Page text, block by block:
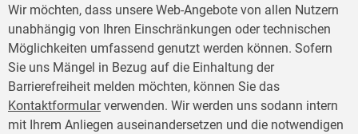
Wir möchten, dass unsere Web-Angebote von allen Nutzern
unabhängig von Ihren Einschränkungen oder technischen
Möglichkeiten umfassend genutzt werden können. Sofern
Sie uns Mängel in Bezug auf die Einhaltung der
Barrierefreiheit melden möchten, können Sie das
Kontaktformularverwenden. Wir werden uns sodann intern
mit Ihrem Anliegen auseinandersetzen und die notwendigen